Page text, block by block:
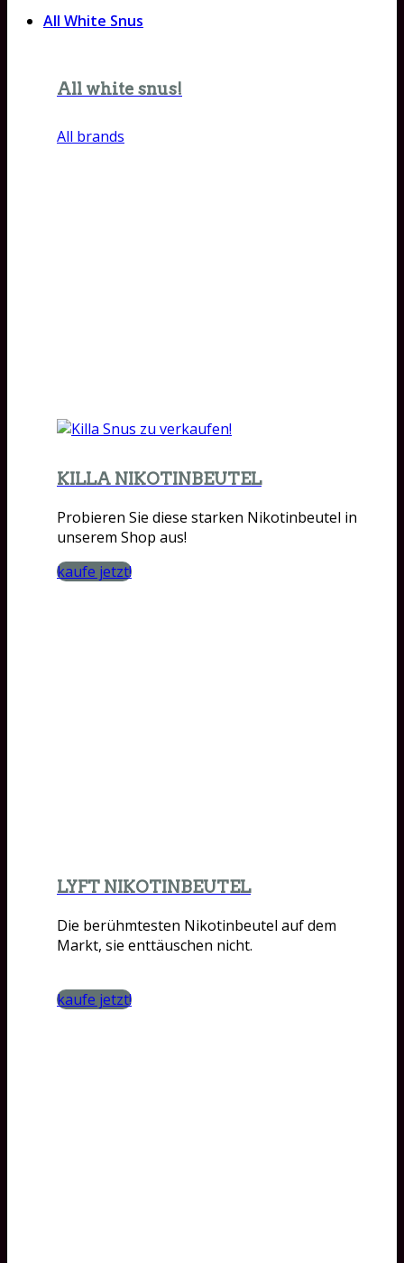
All White Snus
All white snus!
All brands
KILLA NIKOTINBEUTEL
Probieren Sie diese starken Nikotinbeutel in
unserem Shop aus!
kaufe jetzt!
LYFT NIKOTINBEUTEL
Die berühmtesten Nikotinbeutel auf dem
Markt, sie enttäuschen nicht.
kaufe jetzt!